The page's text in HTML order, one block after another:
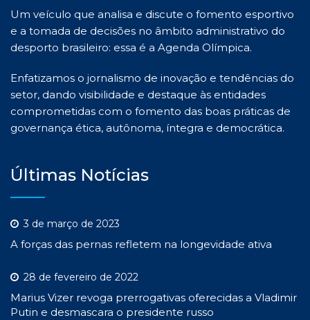
Um veículo que analisa e discute o fomento esportivo
e a tomada de decisões no âmbito administrativo do
desporto brasileiro: essa é a Agenda Olímpica.
Enfatizamos o jornalismo de inovação e tendências do
setor, dando visibilidade e destaque às entidades
comprometidas com o fomento das boas práticas de
governança ética, autônoma, íntegra e democrática.
Últimas Notícias
3 de março de 2023
A forças das pernas refletem na longevidade ativa
28 de fevereiro de 2022
Marius Vizer revoga prerrogativas oferecidas a Vladimir
Putin e desmascara o presidente russo